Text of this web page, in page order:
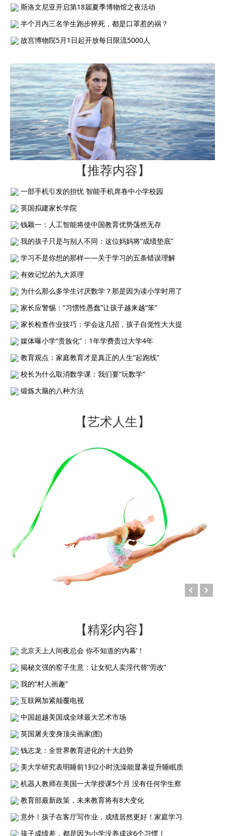
斯洛文尼亚开启第18届夏季博物馆之夜活动
半个月内三名学生跑步猝死，都是口罩惹的祸？
故宫博物院5月1日起开放每日限流5000人
【推荐内容】
一部手机引发的担忧 智能手机席卷中小学校园
英国拟建家长学院
钱颖一：人工智能将使中国教育优势荡然无存
我的孩子只是与别人不同：这位妈妈将“成绩垫底”
学习不是你想的那样——关于学习的五条错误理解
有效记忆的九大原理
为什么那么多学生讨厌数学？那是因为读小学时用了
家长应警惕：“习惯性愚蠢”让孩子越来越“笨”
家长检查作业技巧：学会这几招，孩子自觉性大大提
媒体曝小学“贵族化”：1年学费贵过大学4年
教育观点：家庭教育才是真正的人生“起跑线”
校长为什么取消数学课：我们要“玩数学”
锻炼大脑的八种方法
【艺术人生】
【精彩内容】
北京天上人间夜总会 你不知道的‘内幕’！
揭秘文强的窑子生意：让女犯人卖淫代替“劳改”
我的“村人画趣”
互联网加紧颠覆电视
中国超越美国成全球最大艺术市场
英国屠夫变身顶尖画家(图)
钱志龙：全世界教育进化的十大趋势
美大学研究表明睡前1到2小时洗澡能显著提升睡眠质
机器人教师在美国一大学授课5个月 没有任何学生察
教育部最新政策，未来教育将有8大变化
意外！孩子在客厅写作业，成绩居然更好！家庭学习
孩子成绩差，都是因为小学没养成这6个习惯！